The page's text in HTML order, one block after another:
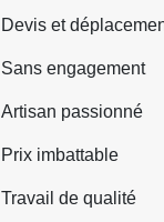
Devis et
Sans engagement
Artisan passionné
Prix imbattable
Travail de qualité